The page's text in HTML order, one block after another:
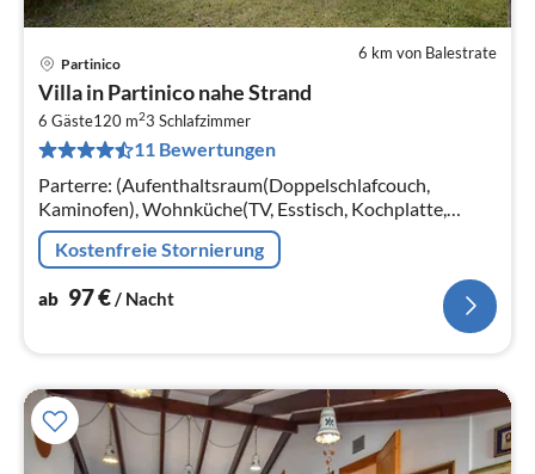
6 km von Balestrate
Partinico
Villa in Partinico nahe Strand
6 Gäste120 m23 Schlafzimmer
11 Bewertungen
Parterre: (Aufenthaltsraum(Doppelschlafcouch,
Kaminofen), Wohnküche(TV, Esstisch, Kochplatte,
Backofen, Kühl-/Gefrierkombination),
Schlafzimmer(Etagenbett)
Kostenfreie Stornierung
ab 97€ / Nacht